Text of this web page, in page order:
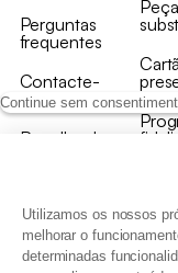
Continue sem
Utilizamos os nossos
melhorar o
determinadas
Perguntas
frequentes
Contacte-
nos
Recolha de